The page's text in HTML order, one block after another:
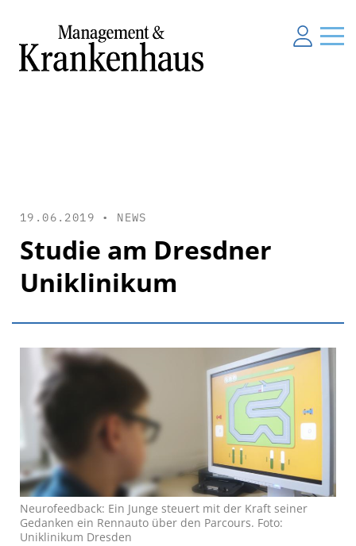
19.06.2019 • NEWS
Studie am Dresdner
Uniklinikum
Neurofeedback: Ein Junge steuert mit der Kraft seiner
Gedanken ein Rennauto über den Parcours. Foto:
Uniklinikum Dresden